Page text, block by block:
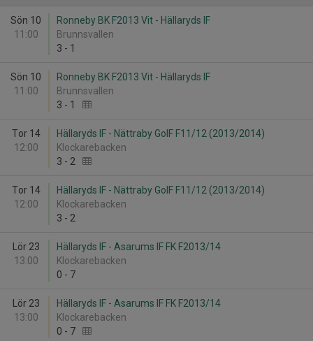
Sön 10
11:00
Ronneby BK F2013 Vit - Hällaryds IF
Brunnsvallen
3 - 1
Sön 10
11:00
Ronneby BK F2013 Vit - Hällaryds IF
Brunnsvallen
3 - 1
Tor 14
12:00
Hällaryds IF - Nättraby GoIF F11/12 (2013/2014)
Klockarebacken
3 - 2
Tor 14
12:00
Hällaryds IF - Nättraby GoIF F11/12 (2013/2014)
Klockarebacken
3 - 2
Lör 23
13:00
Hällaryds IF - Asarums IF FK F2013/14
Klockarebacken
0 - 7
Lör 23
13:00
Hällaryds IF - Asarums IF FK F2013/14
Klockarebacken
0 - 7